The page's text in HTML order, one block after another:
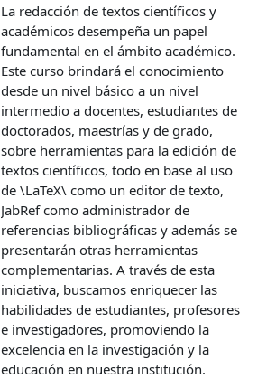
La redacción de textos científicos y
académicos desempeña un papel
fundamental en el ámbito académico.
Este curso brindará el conocimiento
desde un nivel básico a un nivel
intermedio a docentes, estudiantes de
doctorados, maestrías y de grado,
sobre herramientas para la edición de
textos científicos, todo en base al uso
de \LaTeX\ como un editor de texto,
JabRef como administrador de
referencias bibliográficas y además se
presentarán otras herramientas
complementarias. A través de esta
iniciativa, buscamos enriquecer las
habilidades de estudiantes, profesores
e investigadores, promoviendo la
excelencia en la investigación y la
educación en nuestra institución.